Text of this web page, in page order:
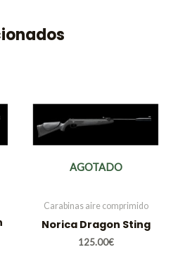
AGOTADO
Carabinas aire comprimido
Norica Dragon Sting
125.00€